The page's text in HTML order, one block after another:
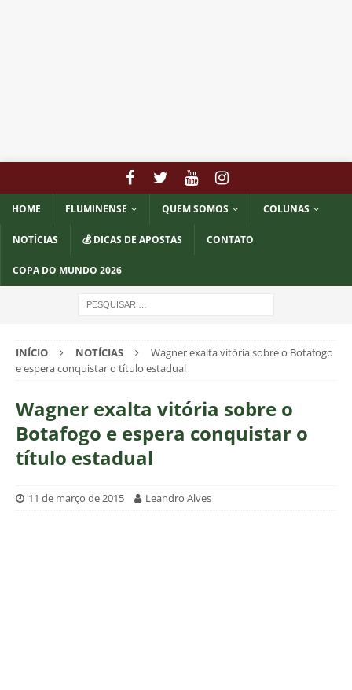
HOME FLUMINENSE QUEM SOMOS COLUNAS
NOTÍCIAS 💰 DICAS DE APOSTAS CONTATO
COPA DO MUNDO 2026
INÍCIO NOTÍCIAS
Wagner exalta vitória sobre o Botafogo
e espera conquistar o título estadual
Wagner exalta vitória sobre o
Botafogo e espera conquistar o
título estadual
11 de março de 2015 Leandro Alves